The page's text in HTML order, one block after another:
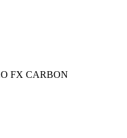
FX CARBON